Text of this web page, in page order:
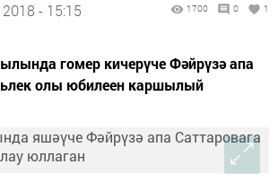
- 15:15 1700 0 1
гомер кичерүче Фәйрүзә апа
олы юбилеен каршылый